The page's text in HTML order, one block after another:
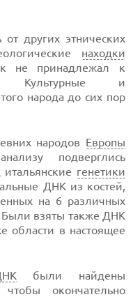
других этнических
находки
не принадлежал к
Культурные и
народа до сих пор
народов Европы
подверглись
генетики
ДНК из костей,
на 6 различных
Были взяты также ДНК
области в настоящее
были найдены
окончательно